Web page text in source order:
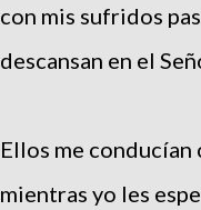
con mis sufridos
descansan en el
Ellos me conducían
mientras yo les